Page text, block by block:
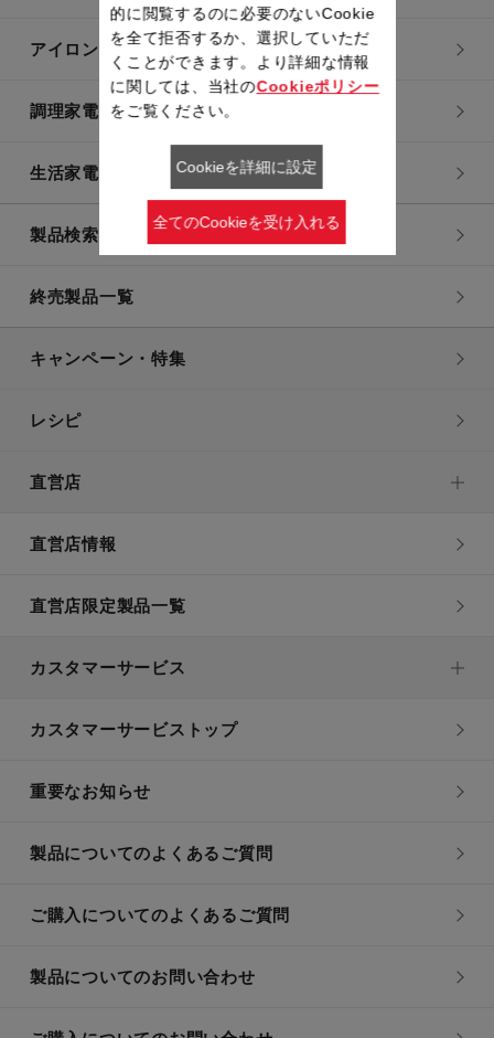
アイロン・衣類スチーマー
調理家電
生活家電
製品検索一覧
終売製品一覧
キャンペーン・特集
レシピ
直営店
直営店情報
直営店限定製品一覧
カスタマーサービス
カスタマーサービストップ
重要なお知らせ
製品についてのよくあるご質問
ご購入についてのよくあるご質問
製品についてのお問い合わせ
的に閲覧するのに必要のないCookie
を全て拒否するか、選択していただ
くことができます。より詳細な情報
に関しては、当社のCookieポリシー
をご覧ください。
Cookieを詳細に設定
全てのCookieを受け入れる